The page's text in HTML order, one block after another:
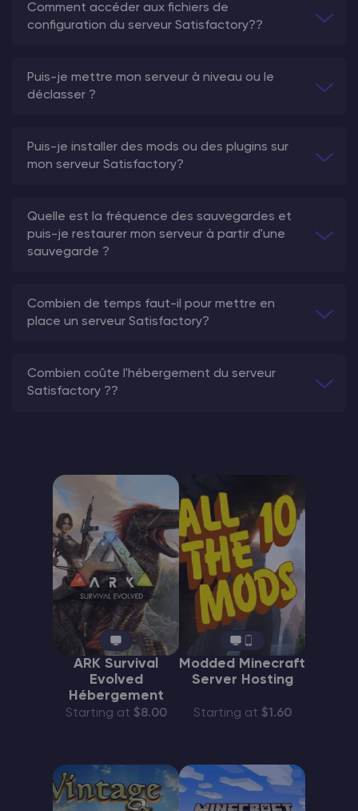
Comment accéder aux fichiers de
configuration du serveur Satisfactory??
Puis-je mettre mon serveur à niveau ou le
déclasser ?
Puis-je installer des mods ou des plugins sur
mon serveur Satisfactory?
Quelle est la fréquence des sauvegardes et
puis-je restaurer mon serveur à partir d'une
sauvegarde ?
Combien de temps faut-il pour mettre en
place un serveur Satisfactory?
Combien coûte l'hébergement du serveur
Satisfactory ??
ARK Survival
Evolved
Hébergement
Starting at $8.00
Modded Minecraft
Server Hosting
Starting at $1.60